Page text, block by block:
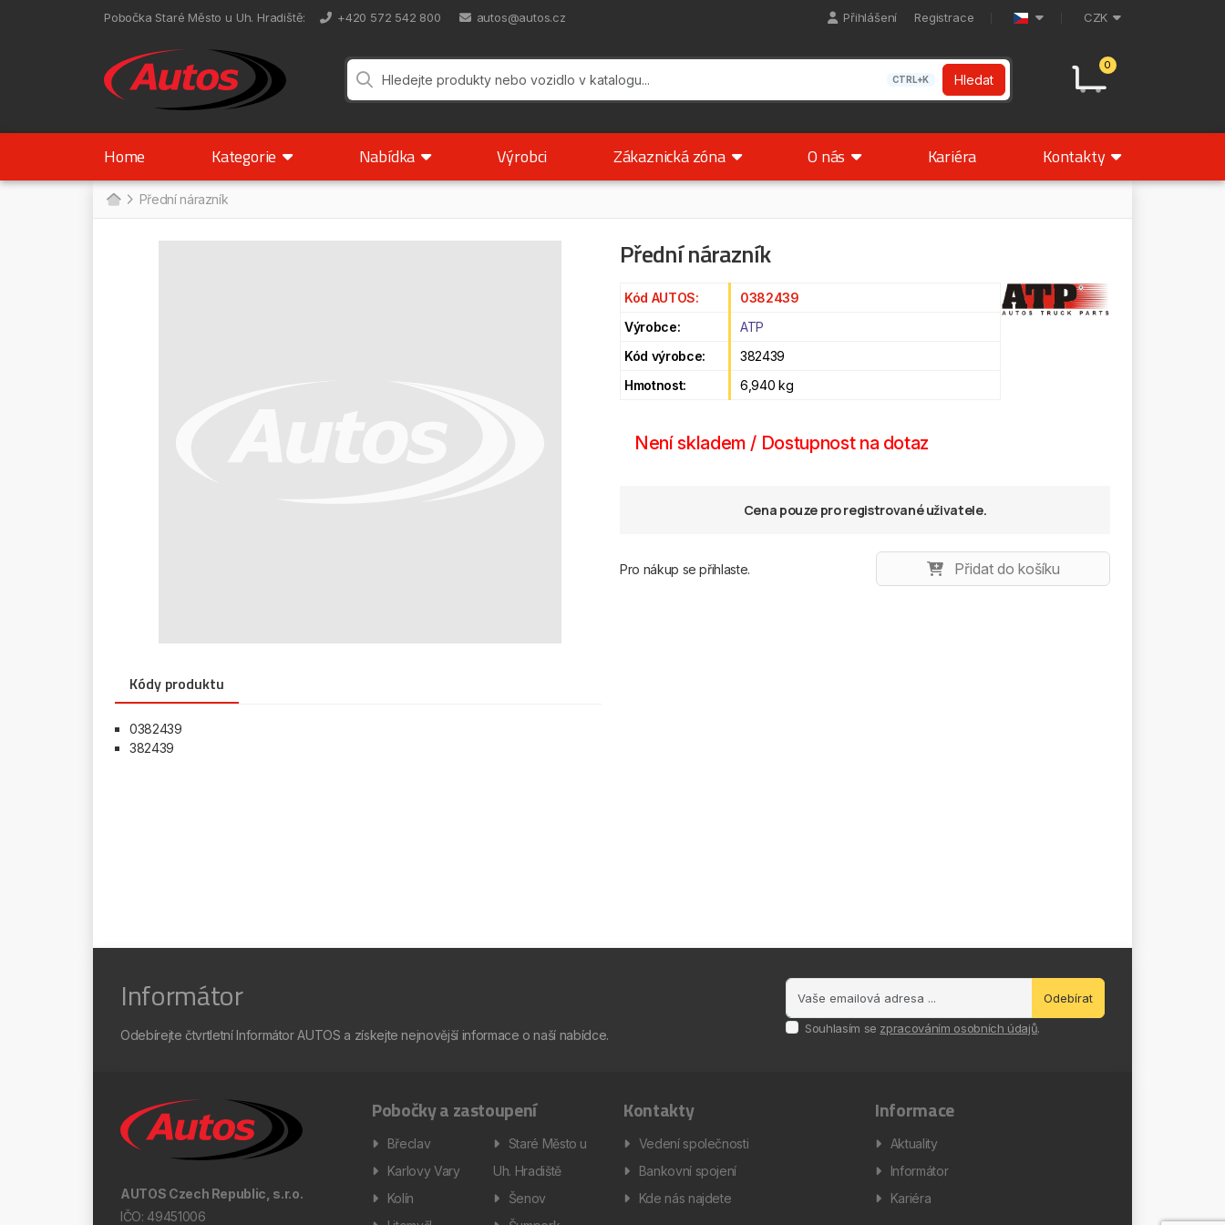
Pobočka Staré Město u Uh. Hradiště: +420 572 542 800 autos@autos.cz Přihlášení Registrace CZK
0
CTRL+K Hledat
Home Kategorie Nabídka Výrobci Zákaznická zóna O nás Kariéra Kontakty
Přední nárazník
Přední nárazník
Kód AUTOS:
0382439
Výrobce:
ATP
Kód výrobce:
382439
Hmotnost:
6,940 kg
Není skladem / Dostupnost na dotaz
Cena pouze pro registrované uživatele.
Pro nákup se přihlaste. Přidat do košíku
Kódy produktu
0382439
382439
Informátor
Odebírejte čtvrtletní Informátor AUTOS a získejte nejnovější informace o naší nabídce.
Odebírat
Souhlasím se zpracováním osobních údajů.
AUTOS Czech Republic, s.r.o.
IČO: 49451006
Pobočky a zastoupení
Břeclav
Karlovy Vary
Kolín
Staré Město u
Uh. Hradiště
Šenov
Kontakty
Vedení společnosti
Bankovní spojení
Kde nás najdete
Informace
Aktuality
Informátor
Kariéra